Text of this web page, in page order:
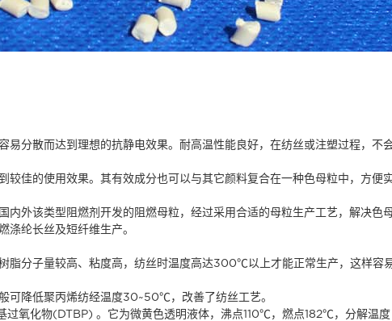
分散而达到理想的抗静电效果。耐高温性能良好，在纺丝或注塑过程，不
佳的使用效果。其有效成分也可以与其它颜料复合在一种色母粒中，方便实
内外该类型阻燃剂开发的阻燃母粒，经过采用合适的母粒生产工艺，解决色
涤纶长丝及短纤维生产。
脂分子量较高、粘度高，纺丝时温度高达300℃以上才能正常生产，这样容
可降低聚丙烯纺经温度30~50℃，改善了纺丝工艺。
过氧化物(DTBP) 。它为微黄色透明液体，沸点110℃，燃点182℃，分解温